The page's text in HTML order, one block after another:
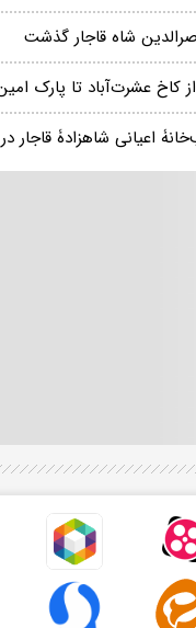
کاخ عشرت‌آباد تا پارک
اعیانی شاهزادۀ قاجار